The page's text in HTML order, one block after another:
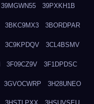
39MGWN55 39PXKH1B
3BKC9MX3 3BORDPAR
3C9KPDQV 3CL4BSMV
3F09CZ9V 3F1DPDSC
3GVOCWRP 3H28UNEO